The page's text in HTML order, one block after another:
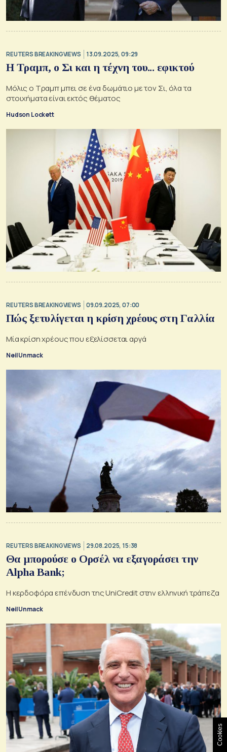
REUTERS BREAKINGVIEWS 13.09.2025, 09:29
Η Τραμπ, ο Σι και η τέχνη του... εφικτού
Μόλις ο Τραμπ μπει σε ένα δωμάτιο με τον Σι, όλα τα
στοιχήματα είναι εκτός θέματος
Hudson Lockett
REUTERS BREAKINGVIEWS 09.09.2025, 07:00
Πώς ξετυλίγεται η κρίση χρέους στη Γαλλία
Μία κρίση χρέους που εξελίσσεται αργά
Neil Unmack
REUTERS BREAKINGVIEWS 29.08.2025, 15:38
Θα μπορούσε ο Ορσέλ να εξαγοράσει την
Alpha Bank;
Η κερδοφόρα επένδυση της UniCredit στην ελληνική τράπεζα
Neil Unmack
Cookies